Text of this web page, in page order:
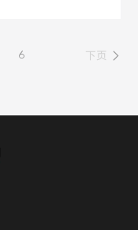
6 下页